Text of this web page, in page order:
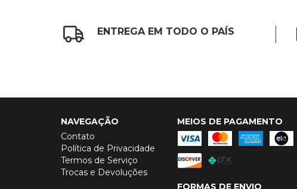
ENTREGA EM TODO O PAÍS
NAVEGAÇÃO
Contato
Política de Privacidade
Termos de Serviço
Trocas e Devoluções
MEIOS DE PAGAMENTO
FORMAS DE ENVIO